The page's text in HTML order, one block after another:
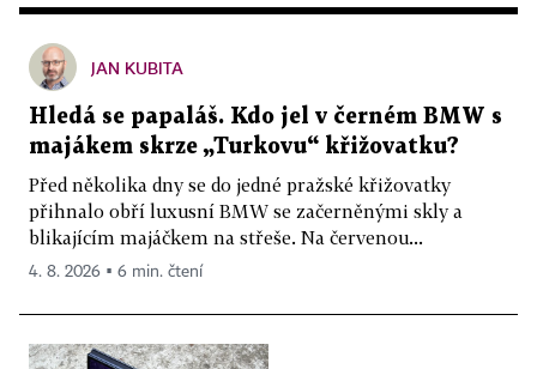
JAN KUBITA
Hledá se papaláš. Kdo jel v černém BMW s
majákem skrze „Turkovu“ křižovatku?
Před několika dny se do jedné pražské křižovatky
přihnalo obří luxusní BMW se začerněnými skly a
blikajícím majáčkem na střeše. Na červenou...
4. 8. 2026 ▪ 6 min. čtení